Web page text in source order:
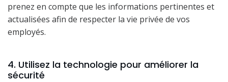
prenez en compte que les informations pertinentes et
actualisées afin de respecter la vie privée de vos
employés.
4. Utilisez la technologie pour améliorer la
sécurité